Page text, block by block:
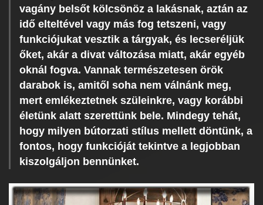
vagány belsőt kölcsönöz a lakásnak, aztán az
idő elteltével vagy más fog tetszeni, vagy
funkciójukat vesztik a tárgyak, és lecseréljük
őket, akár a divat változása miatt, akár egyéb
oknál fogva. Vannak természetesen örök
darabok is, amitől soha nem válnánk meg,
mert emlékeztetnek szüleinkre, vagy korábbi
életünk alatt szerettünk bele. Mindegy tehát,
hogy milyen bútorzati stílus mellett döntünk, a
fontos, hogy funkcióját tekintve a legjobban
kiszolgáljon bennünket.